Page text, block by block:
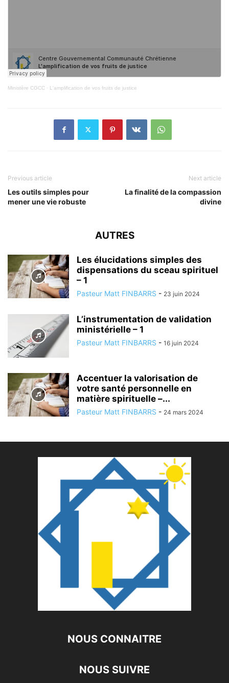
Ministère CGCC · L'amplification de vos fruits de justice
Previous article
Les outils simples pour
mener une vie robuste
Next article
La finalité de la compassion
divine
AUTRES
Les élucidations simples des
dispensations du sceau spirituel
– 1
Pasteur Matt FINBARRS - 23 juin 2024
L’instrumentation de validation
ministérielle – 1
Pasteur Matt FINBARRS - 16 juin 2024
Accentuer la valorisation de
votre santé personnelle en
matière spirituelle –...
Pasteur Matt FINBARRS - 24 mars 2024
NOUS CONNAITRE
NOUS SUIVRE